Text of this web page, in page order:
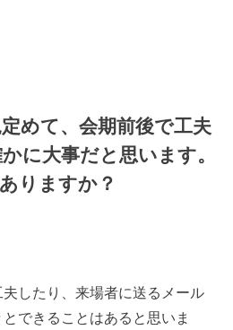
めて、会期前後で工夫
に大事だと思います。
りますか？
したり、来場者に送るメール
できることはあると思いま